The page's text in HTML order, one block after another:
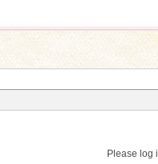
Please log